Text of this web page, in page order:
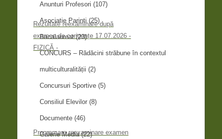
Rezultate reexaminare după
examen de corigențe 17.07.2026 -
FIZICĂ -
Programare reexaminare examen
Anunturi Profesori (107)
Asociatie Parinti (25)
Bacalaureat(23)
CONCURS – Rădăcini străbune în contextul
multiculturalității (2)
Concursuri Sportive (5)
Consiliul Elevilor (8)
Documente (46)
Galerie Media(22)